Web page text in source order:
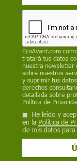
¿Cómo saber
tiene tóxicos
retardantes de
Récord de alertas por
en Europa: ¿Cómo
Contaminación
Bruselas
"ilimitados" de
alimentario
Si la propuesta es
plaguicidas dejarán de
EcoAvant.com
tratará tus datos
nuestra newsletter
sobre nuestros
y suprimir tus
derechos
detallada sobre
Política de
He leído y
en la Política de
de mis datos para